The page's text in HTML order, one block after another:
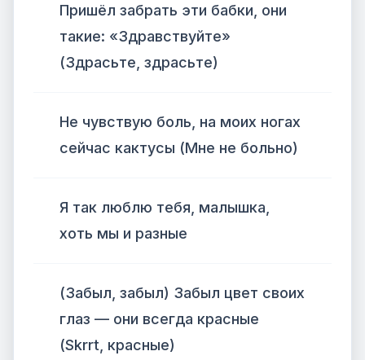
Пришёл забрать эти бабки, они
такие: «Здравствуйте»
(Здрасьте, здрасьте)
Не чувствую боль, на моих ногах
сейчас кактусы (Мне не больно)
Я так люблю тебя, малышка,
хоть мы и разные
(Забыл, забыл) Забыл цвет своих
глаз — они всегда красные
(Skrrt, красные)